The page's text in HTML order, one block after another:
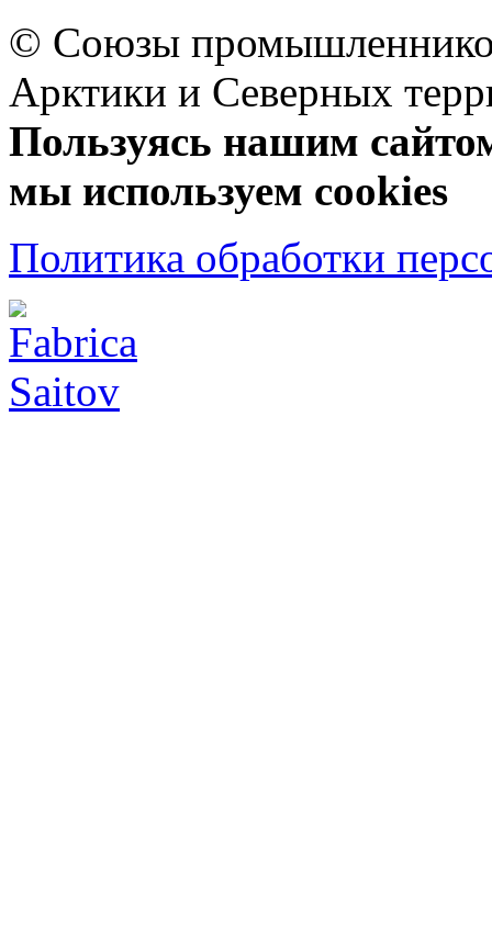
© Союзы
Арктики и Северных
Пользуясь нашим
мы используем cookies
Политика обработки